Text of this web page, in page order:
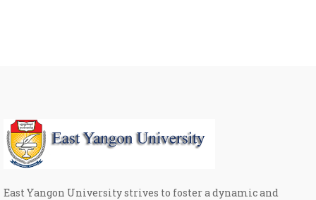
East Yangon University strives to foster a dynamic and